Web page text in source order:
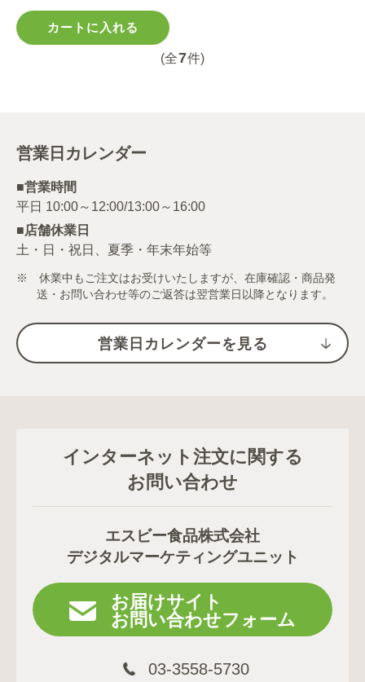
カートに入れる
(全7件)
営業日カレンダー
■営業時間
■店舗休業日
土・日・祝日、夏季・年末年始等
※ 休業中もご注文はお受けいたしますが、在庫確認・商品発
送・お問い合わせ等のご返答は翌営業日以降となります。
営業日カレンダーを見る
インターネット注文に関する
お問い合わせ
エスビー食品株式会社
デジタルマーケティングユニット
お届けサイト
お問い合わせフォーム
03-3558-5730